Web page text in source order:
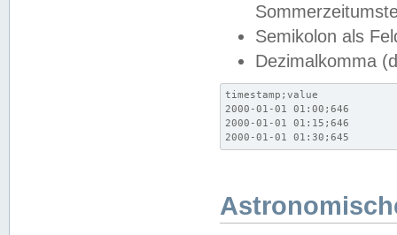
Semikolon als
Dezimalkomma
timestamp;value
2000-01-01 01:00;646
2000-01-01 01:15;646
2000-01-01 01:30;645